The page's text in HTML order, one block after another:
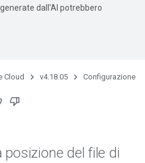
dall'AI potrebbero
Cloud v4.18.05 Configurazione
del file di